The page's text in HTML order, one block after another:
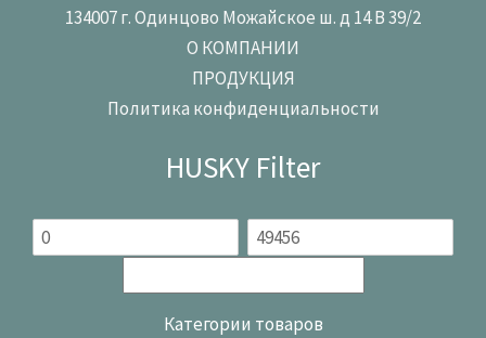
134007 г. Одинцово Можайское ш. д 14 В 39/2
О КОМПАНИИ
ПРОДУКЦИЯ
Политика конфиденциальности
HUSKY Filter
Категории товаров